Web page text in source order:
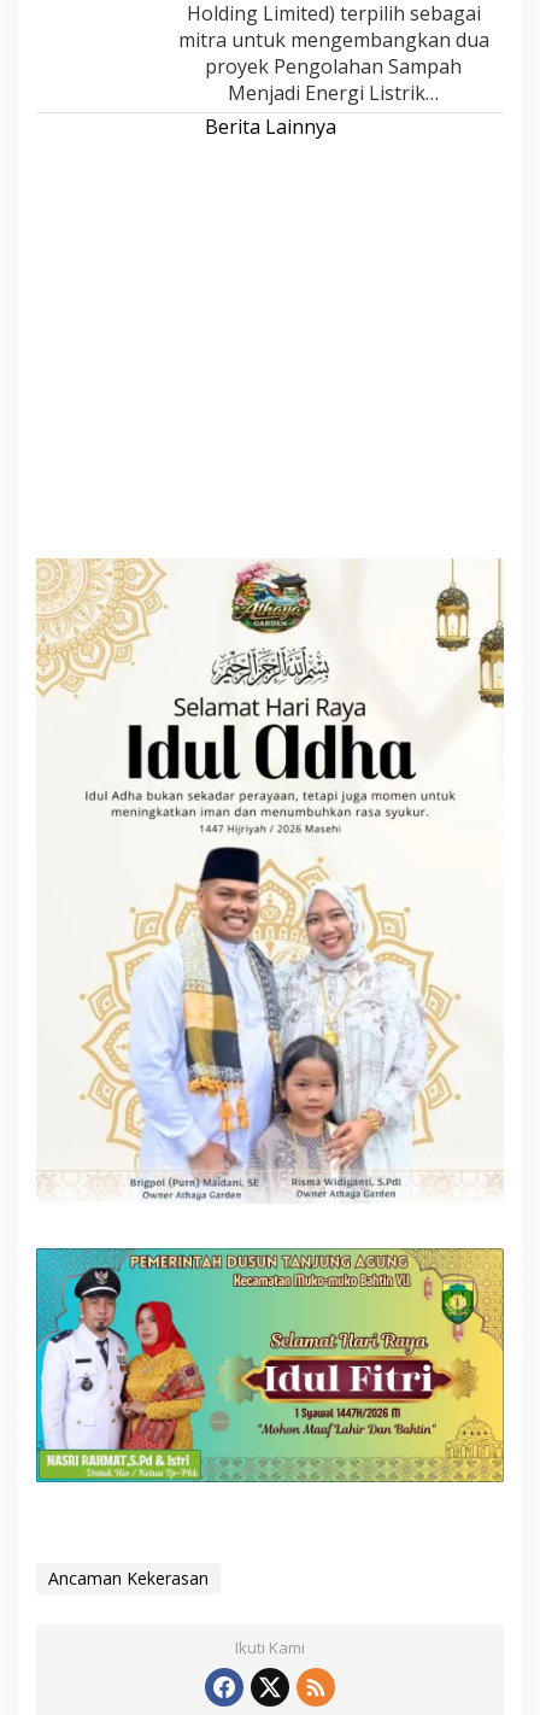
Holding Limited) terpilih sebagai
mitra untuk mengembangkan dua
proyek Pengolahan Sampah
Menjadi Energi Listrik…
Berita Lainnya
Ancaman Kekerasan
Ikuti Kami